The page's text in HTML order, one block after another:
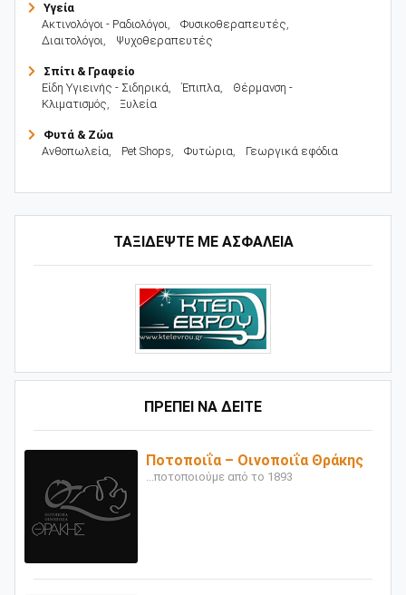
ΤΑΞΙΔΕΨΤΕ ΜΕ ΑΣΦΑΛΕΙΑ
ΠΡΕΠΕΙ ΝΑ ΔΕΙΤΕ
Ποτοποιΐα – Οινοποιΐα Θράκης
...ποτοποιούμε από το 1893
Υγεία
Ακτινολόγοι - Ραδιολόγοι, Φυσικοθεραπευτές,
Διαιτολόγοι, Ψυχοθεραπευτές
Σπίτι & Γραφείο
Είδη Υγιεινής - Σιδηρικά, Έπιπλα,
Θέρμανση -
Κλιματισμός, Ξυλεία
Φυτά & Ζώα
Ανθοπωλεία, Pet Shops, Φυτώρια, Γεωργικά εφόδια